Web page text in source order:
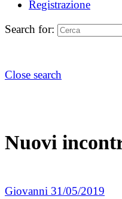
Registrazione
Search for:
Close search
Nuovi
Giovanni 31/05/2019